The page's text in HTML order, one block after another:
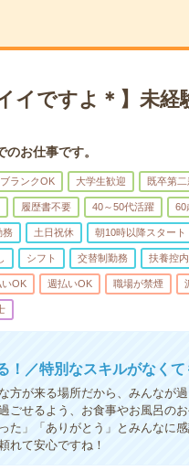
イですよ＊】未
お仕事です。
ブランクOK 大学生歓迎 既卒第
履歴書不要 40～50代活躍 60
務 土日祝休 朝10時以降スタート
シフト 交替制勤務 扶養控内
いOK 週払いOK 職場が禁煙
！／特別なスキルがなく
方が来る場所だから、みんなが
ごせるよう、お食事やお風呂の
た」「ありがとう」とみんなに
れて安心ですね！